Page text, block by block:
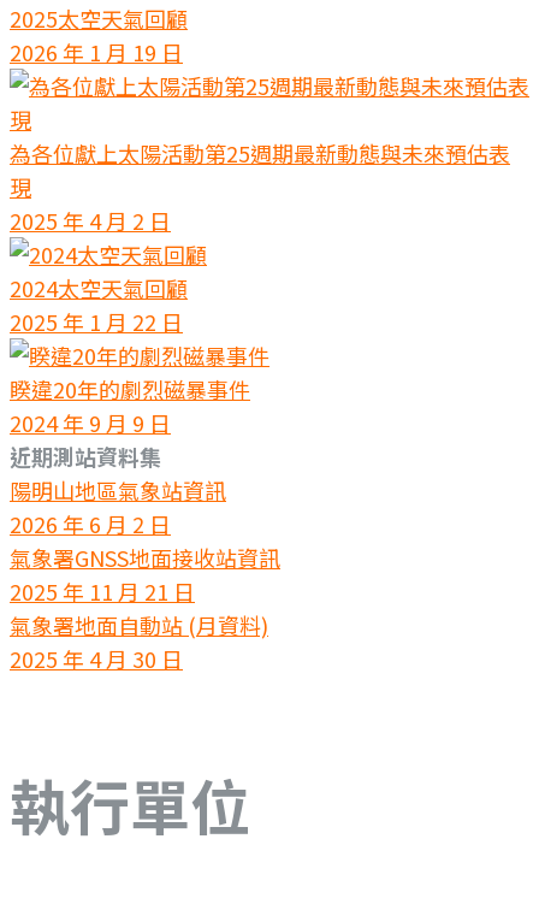
2025太空天氣回顧
2026 年 1 月 19 日
為各位獻上太陽活動第25週期最新動態與未來預估表
現
2025 年 4 月 2 日
2024太空天氣回顧
2025 年 1 月 22 日
睽違20年的劇烈磁暴事件
2024 年 9 月 9 日
近期測站資料集
陽明山地區氣象站資訊
2026 年 6 月 2 日
氣象署GNSS地面接收站資訊
2025 年 11 月 21 日
氣象署地面自動站 (月資料)
2025 年 4 月 30 日
執行單位